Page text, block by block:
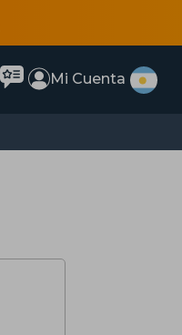
Mi Cuenta